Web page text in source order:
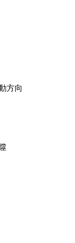
方向